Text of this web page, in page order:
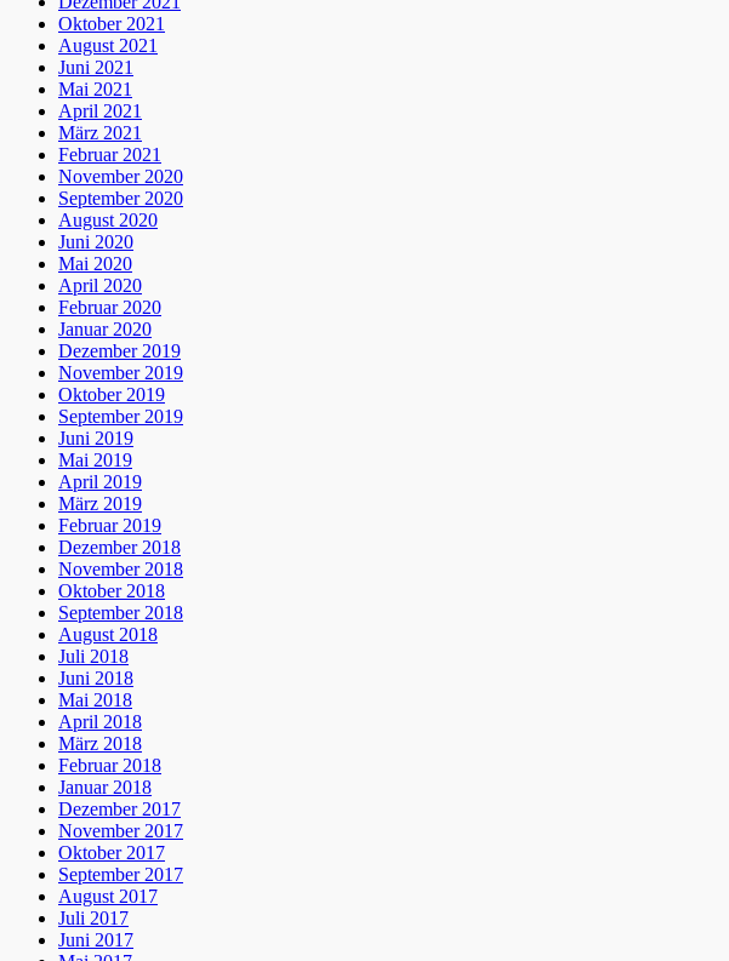
Oktober 2021
August 2021
Juni 2021
Mai 2021
April 2021
März 2021
Februar 2021
November 2020
September 2020
August 2020
Juni 2020
Mai 2020
April 2020
Februar 2020
Januar 2020
Dezember 2019
November 2019
Oktober 2019
September 2019
Juni 2019
Mai 2019
April 2019
März 2019
Februar 2019
Dezember 2018
November 2018
Oktober 2018
September 2018
August 2018
Juli 2018
Juni 2018
Mai 2018
April 2018
März 2018
Februar 2018
Januar 2018
Dezember 2017
November 2017
Oktober 2017
September 2017
August 2017
Juli 2017
Juni 2017